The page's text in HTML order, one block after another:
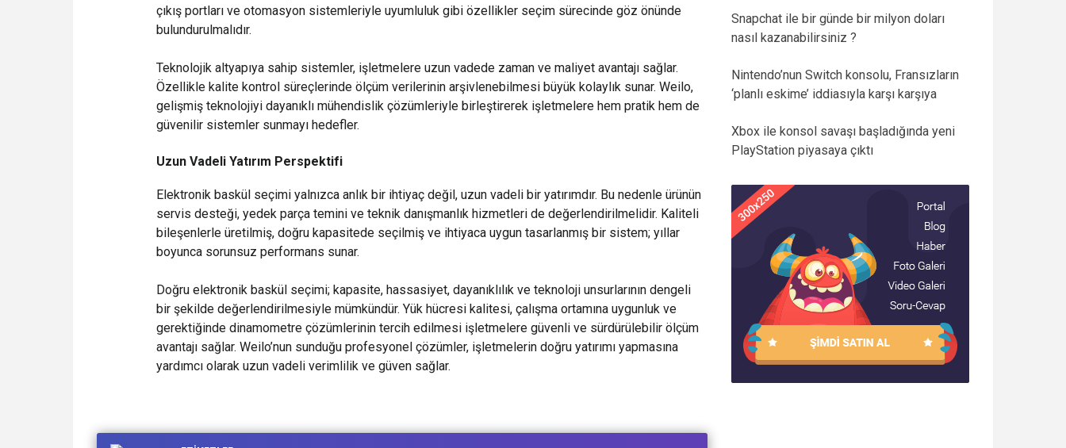
çıkış portları ve otomasyon sistemleriyle uyumluluk gibi özellikler seçim sürecinde göz önünde
bulundurulmalıdır.
Teknolojik altyapıya sahip sistemler, işletmelere uzun vadede zaman ve maliyet avantajı sağlar.
Özellikle kalite kontrol süreçlerinde ölçüm verilerinin arşivlenebilmesi büyük kolaylık sunar. Weilo,
gelişmiş teknolojiyi dayanıklı mühendislik çözümleriyle birleştirerek işletmelere hem pratik hem de
güvenilir sistemler sunmayı hedefler.
Uzun Vadeli Yatırım Perspektifi
Elektronik baskül seçimi yalnızca anlık bir ihtiyaç değil, uzun vadeli bir yatırımdır. Bu nedenle ürünün
servis desteği, yedek parça temini ve teknik danışmanlık hizmetleri de değerlendirilmelidir. Kaliteli
bileşenlerle üretilmiş, doğru kapasitede seçilmiş ve ihtiyaca uygun tasarlanmış bir sistem; yıllar
boyunca sorunsuz performans sunar.
Doğru elektronik baskül seçimi; kapasite, hassasiyet, dayanıklılık ve teknoloji unsurlarının dengeli
bir şekilde değerlendirilmesiyle mümkündür. Yük hücresi kalitesi, çalışma ortamına uygunluk ve
gerektiğinde dinamometre çözümlerinin tercih edilmesi işletmelere güvenli ve sürdürülebilir ölçüm
avantajı sağlar. Weilo’nun sunduğu profesyonel çözümler, işletmelerin doğru yatırımı yapmasına
yardımcı olarak uzun vadeli verimlilik ve güven sağlar.
Snapchat ile bir günde bir milyon doları
nasıl kazanabilirsiniz ?
Nintendo’nun Switch konsolu, Fransızların
‘planlı eskime’ iddiasıyla karşı karşıya
Xbox ile konsol savaşı başladığında yeni
PlayStation piyasaya çıktı